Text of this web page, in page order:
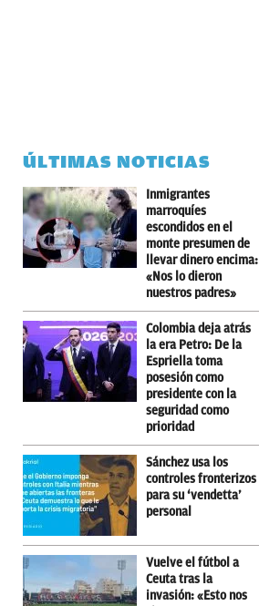
ÚLTIMAS NOTICIAS
Inmigrantes
marroquíes
escondidos en el
monte presumen de
llevar dinero encima:
«Nos lo dieron
nuestros padres»
Colombia deja atrás
la era Petro: De la
Espriella toma
posesión como
presidente con la
seguridad como
prioridad
Sánchez usa los
controles fronterizos
para su ‘vendetta’
personal
Vuelve el fútbol a
Ceuta tras la
invasión: «Esto nos